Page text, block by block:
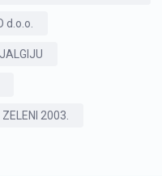
d.o.o.
ZELENI 2003.